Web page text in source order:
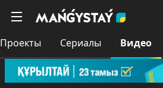
Проекты Сериалы Видео